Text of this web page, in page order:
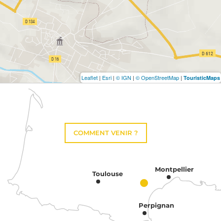
Leaflet | Esri | © IGN | © OpenStreetMap | TouristicMaps
COMMENT VENIR ?
Toulouse
Montpellier
Perpignan